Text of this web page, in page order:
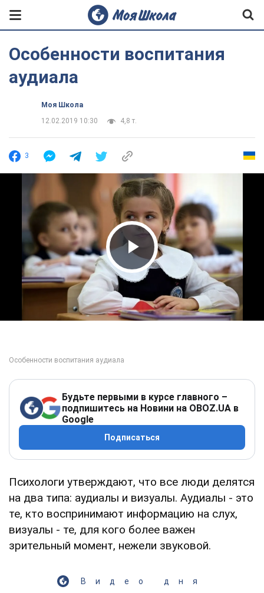
Особенности воспитания
аудиала
Моя Школа
12.02.2019 10:30
4,8 т.
3
Play Video
Будьте первыми в курсе главного –
подпишитесь на Новини на OBOZ.UA в
Google
Подписаться
Психологи утверждают, что все люди делятся
на два типа: аудиалы и визуалы. Аудиалы - это
те, кто воспринимают информацию на слух,
визуалы - те, для кого более важен
зрительный момент, нежели звуковой.
Видео дня